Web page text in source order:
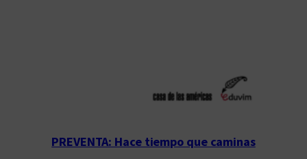
PREVENTA: Hace tiempo que caminas